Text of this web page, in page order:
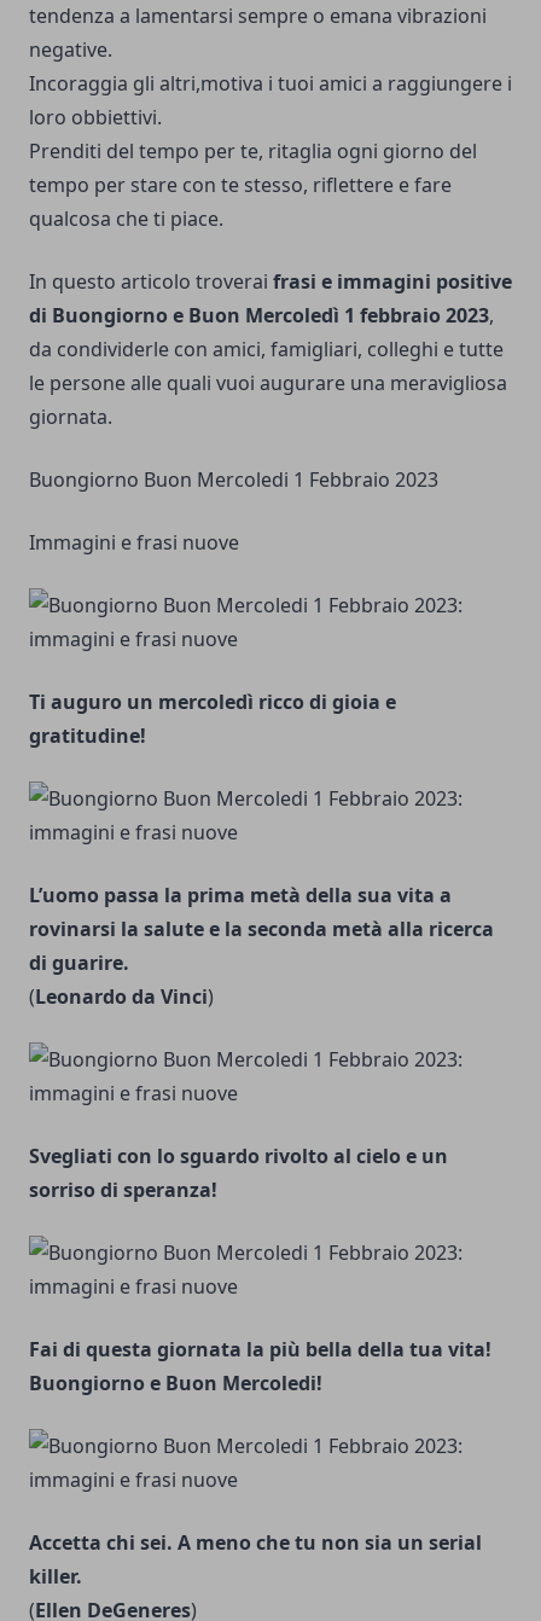
tendenza a lamentarsi sempre o emana vibrazioni
negative.
Incoraggia gli altri,motiva i tuoi amici a raggiungere i
loro obbiettivi.
Prenditi del tempo per te, ritaglia ogni giorno del
tempo per stare con te stesso, riflettere e fare
qualcosa che ti piace.
In questo articolo troverai frasi e immagini positive
di Buongiorno e Buon Mercoledì 1 febbraio 2023,
da condividerle con amici, famigliari, colleghi e tutte
le persone alle quali vuoi augurare una meravigliosa
giornata.
Buongiorno Buon Mercoledi 1 Febbraio 2023
Immagini e frasi nuove
Ti auguro un mercoledì ricco di gioia e
gratitudine!
L’uomo passa la prima metà della sua vita a
rovinarsi la salute e la seconda metà alla ricerca
di guarire.
(Leonardo da Vinci)
Svegliati con lo sguardo rivolto al cielo e un
sorriso di speranza!
Fai di questa giornata la più bella della tua vita!
Buongiorno e Buon Mercoledi!
Accetta chi sei. A meno che tu non sia un serial
killer.
(Ellen DeGeneres)